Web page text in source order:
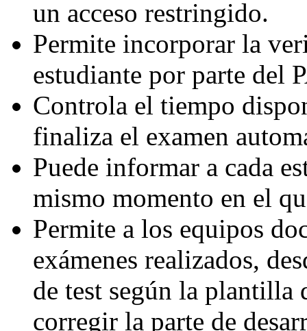
un acceso restringido.
Permite incorporar la
estudiante por parte del
Controla el tiempo
finaliza el examen
Puede informar a cada
mismo momento en el
Permite a los equipos
exámenes realizados,
de test según la plantilla
corregir la parte de